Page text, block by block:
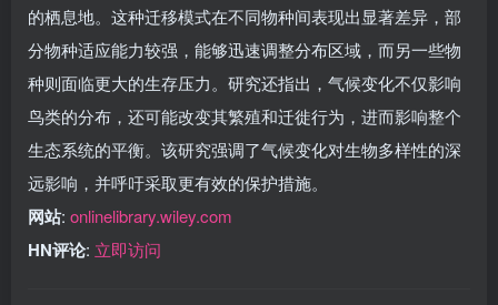
的栖息地。这种迁移模式在不同物种间表现出显著差异，部
分物种适应能力较强，能够迅速调整分布区域，而另一些物
种则面临更大的生存压力。研究还指出，气候变化不仅影响
鸟类的分布，还可能改变其繁殖和迁徙行为，进而影响整个
生态系统的平衡。该研究强调了气候变化对生物多样性的深
远影响，并呼吁采取更有效的保护措施。
网站: onlinelibrary.wiley.com
HN评论: 立即访问